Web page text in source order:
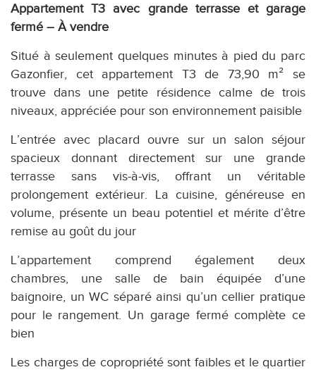
Appartement T3 avec grande terrasse et garage
fermé – À vendre
Situé à seulement quelques minutes à pied du parc
Gazonfier, cet appartement T3 de 73,90 m² se
trouve dans une petite résidence calme de trois
niveaux, appréciée pour son environnement paisible
L’entrée avec placard ouvre sur un salon séjour
spacieux donnant directement sur une grande
terrasse sans vis-à-vis, offrant un véritable
prolongement extérieur. La cuisine, généreuse en
volume, présente un beau potentiel et mérite d’être
remise au goût du jour
L’appartement comprend également deux
chambres, une salle de bain équipée d’une
baignoire, un WC séparé ainsi qu’un cellier pratique
pour le rangement. Un garage fermé complète ce
bien
Les charges de copropriété sont faibles et le quartier